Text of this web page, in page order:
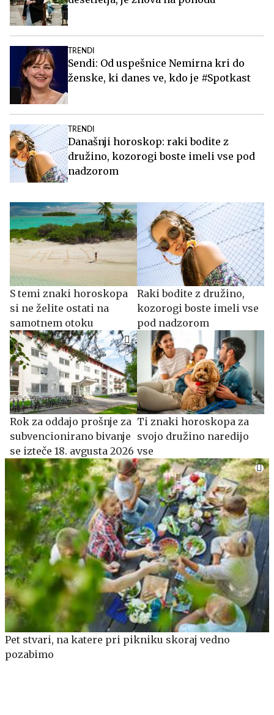
TRENDI
Sendi: Od uspešnice Nemirna kri do
ženske, ki danes ve, kdo je #Spotkast
TRENDI
Današnji horoskop: raki bodite z
družino, kozorogi boste imeli vse pod
nadzorom
S temi znaki horoskopa
si ne želite ostati na
samotnem otoku
Raki bodite z družino,
kozorogi boste imeli vse
pod nadzorom
​​​​​​​Rok za oddajo prošnje za
subvencionirano bivanje
se izteče 18. avgusta 2026
Ti znaki horoskopa za
svojo družino naredijo
vse
Pet stvari, na katere pri pikniku skoraj vedno
pozabimo